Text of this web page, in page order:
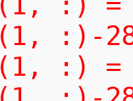
:)-
:) =